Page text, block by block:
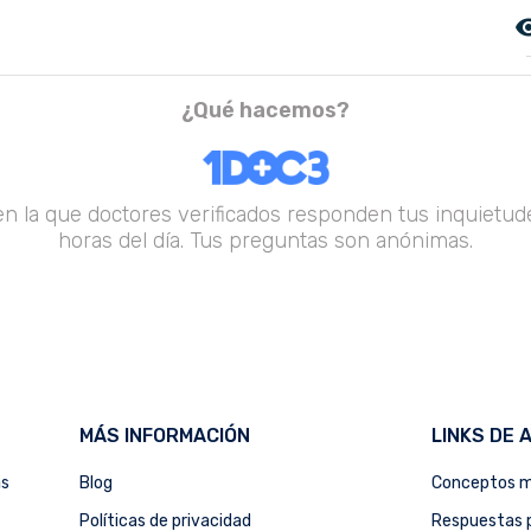
¿Qué hacemos?
la que doctores verificados responden tus
horas del día. Tus preguntas son anónimas.
MÁS INFORMACIÓN
Blog
Políticas de privacidad
LINKS DE
Conceptos
Respuestas